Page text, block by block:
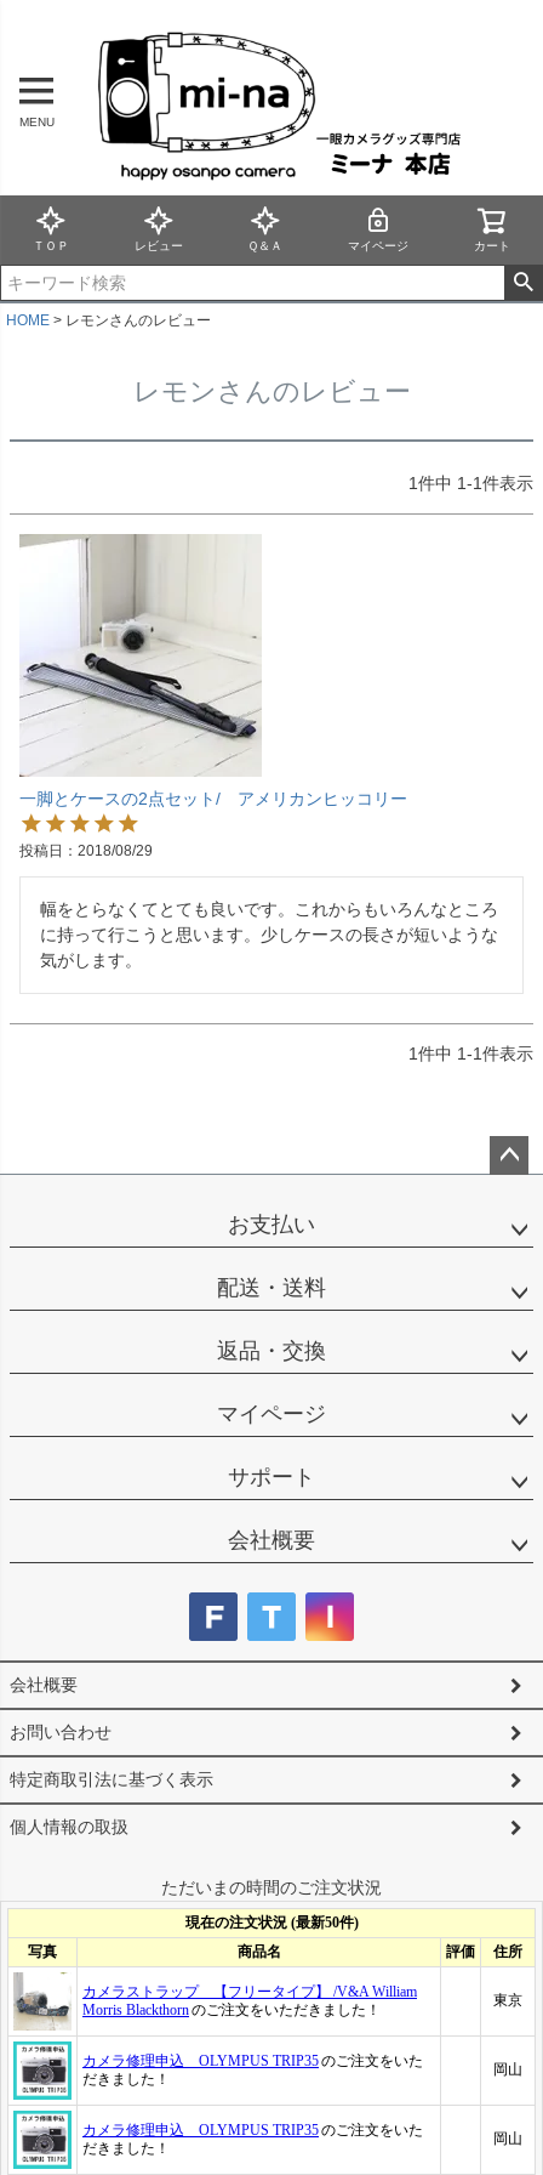
MENU
ＴＯＰ レビュー Ｑ＆Ａ マイページ カート
HOME レモンさんのレビュー
レモンさんのレビュー
1件中 1-1件表示
一脚とケースの2点セット/ アメリカンヒッコリー
投稿日 2018/08/29
幅をとらなくてとても良いです。これからもいろんなところ
に持って行こうと思います。少しケースの長さが短いような
気がします。
1件中 1-1件表示
ップ
お支払い
配送・送料
返品・交換
マイページ
サポート
会社概要
会社概要
お問い合わせ
特定商取引法に基づく表示
個人情報の取扱
ただいまの時間のご注文状況